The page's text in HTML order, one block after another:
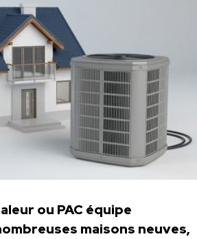
ou PAC équipe
maisons neuves,